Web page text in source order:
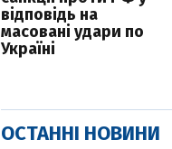
відповідь на
масовані удари по
Україні
ОСТАННІ НОВИНИ